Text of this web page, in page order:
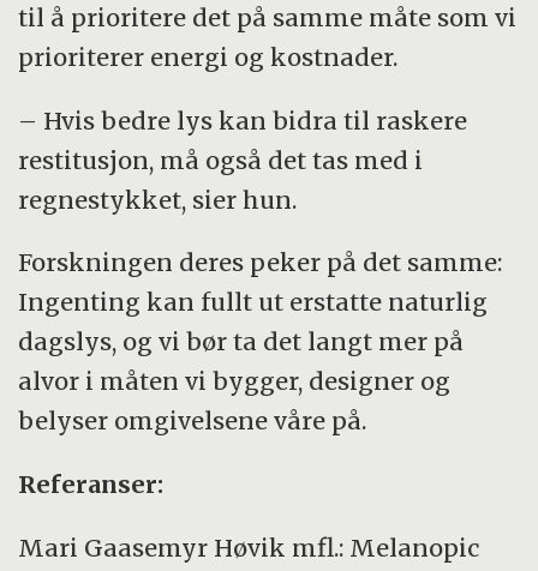
til å prioritere det på samme måte som vi
prioriterer energi og kostnader.
– Hvis bedre lys kan bidra til raskere
restitusjon, må også det tas med i
regnestykket, sier hun.
Forskningen deres peker på det samme:
Ingenting kan fullt ut erstatte naturlig
dagslys, og vi bør ta det langt mer på
alvor i måten vi bygger, designer og
belyser omgivelsene våre på.
Referanser:
Mari Gaasemyr Høvik mfl.: Melanopic